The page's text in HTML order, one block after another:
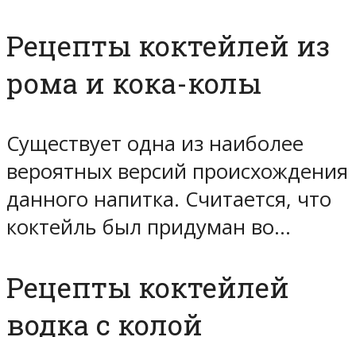
Рецепты коктейлей из
рома и кока-колы
Существует одна из наиболее
вероятных версий происхождения
данного напитка. Считается, что
коктейль был придуман во…
Рецепты коктейлей
водка с колой